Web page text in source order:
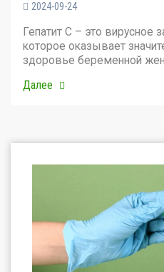
2024-09-24
Гепатит С – это вирусное
которое оказывает
здоровье беременной
Далее